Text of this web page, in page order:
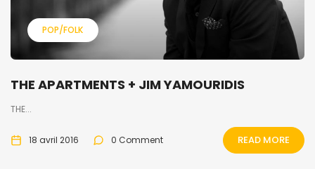
POP/FOLK
THE APARTMENTS + JIM YAMOURIDIS
THE...
18 avril 2016 0 Comment READ MORE